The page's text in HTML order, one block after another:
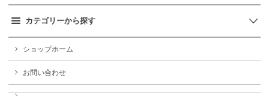
カテゴリーから探す
ショップホーム
お問い合わせ